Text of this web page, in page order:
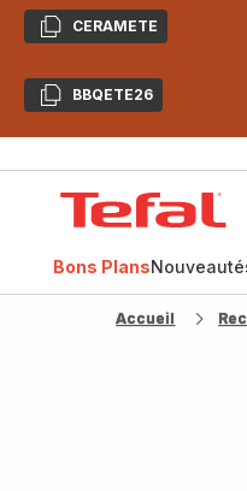
CopierCERAMETE
CopierBBQETE26
Bons Plans
Accueil